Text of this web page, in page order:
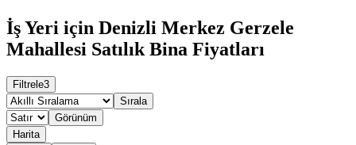
İş Yeri için Denizli Merkez Gerzele
Mahallesi Satılık Bina Fiyatları
Filtrele3
Sırala
Görünüm
Harita